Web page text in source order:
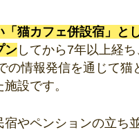
「猫カフェ併設宿」と
ンしてから7年以上経
の情報発信を通じて猫
設です。
宿やペンションの立ち